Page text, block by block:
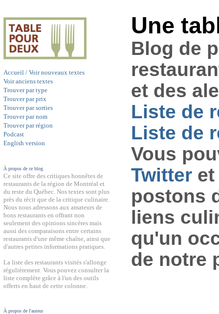
Accueil / Voir nouveaux textes
Voir anciens textes
Trouver par type
Trouver par prix
Trouver par sorties
Trouver par nom
Trouver par région
Podcast
English version
À propos de ce blog
Ce site offre des critiques honnêtes de
restaurants de la région de Montréal et
du reste du Québec. Nos textes sont plus
près du récit que de la critique culinaire.
Nous nous adressons aux amateurs de
bons restaurants en offrant non
seulement des opinions sincères mais
aussi des comparaisons entre certains
restaurants d'une même chaîne, ainsi que
d'autres petites informations pratiques.
La liste des restaurants visités s'allonge
régulièrement. Vous pouvez consulter la
liste complète grâce à l'un des outils
offerts en haut de cette colonne.
À propos de l'auteur
Une
Blog de
et des
Liste de
Liste de
Vous
Twitter
postons
liens
qu'un
de notre